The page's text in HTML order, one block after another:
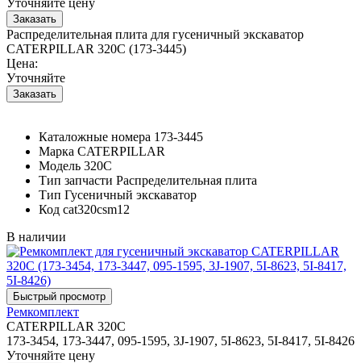
Распределительная плита для гусеничный экскаватор
CATERPILLAR 320C (173-3445)
Цена:
Уточняйте
Каталожные номера 173-3445
Марка CATERPILLAR
Модель 320C
Тип запчасти Распределительная плита
Тип Гусеничный экскаватор
Код cat320csm12
В наличии
Ремкомплект
CATERPILLAR 320C
173-3454, 173-3447, 095-1595, 3J-1907, 5I-8623, 5I-8417, 5I-8426
Уточняйте цену